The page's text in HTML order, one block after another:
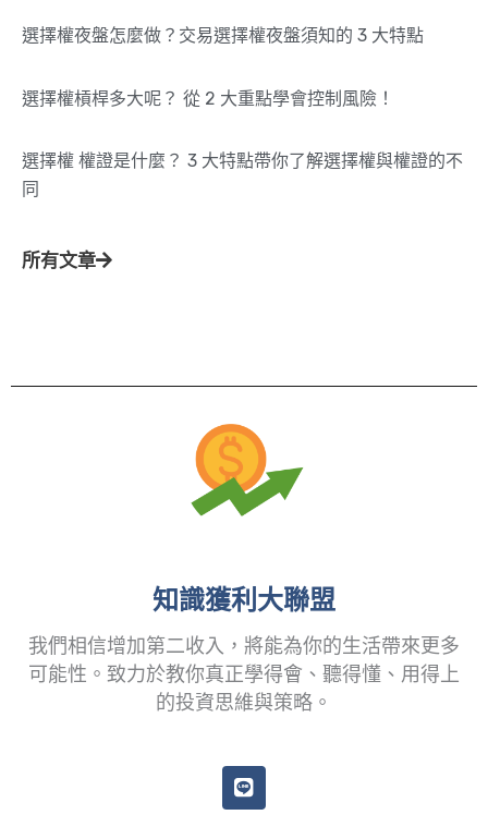
選擇權夜盤怎麼做？交易選擇權夜盤須知的 3 大特點
選擇權槓桿多大呢？ 從 2 大重點學會控制風險！
選擇權 權證是什麼？ 3 大特點帶你了解選擇權與權證的不
同
所有文章
知識獲利大聯盟
我們相信增加第二收入，將能為你的生活帶來更多
可能性。致力於教你真正學得會、聽得懂、用得上
的投資思維與策略。
L
i